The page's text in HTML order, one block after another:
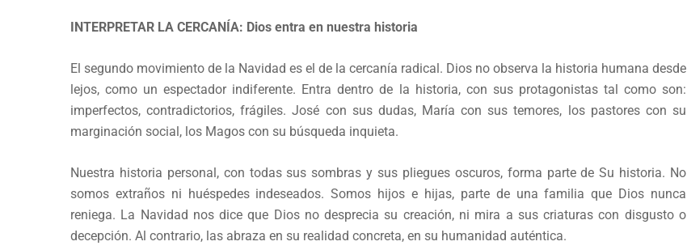
INTERPRETAR LA CERCANÍA: Dios entra en nuestra historia
El segundo movimiento de la Navidad es el de la cercanía radical. Dios no observa la historia humana desde
lejos, como un espectador indiferente. Entra dentro de la historia, con sus protagonistas tal como son:
imperfectos, contradictorios, frágiles. José con sus dudas, María con sus temores, los pastores con su
marginación social, los Magos con su búsqueda inquieta.
Nuestra historia personal, con todas sus sombras y sus pliegues oscuros, forma parte de Su historia. No
somos extraños ni huéspedes indeseados. Somos hijos e hijas, parte de una familia que Dios nunca
reniega. La Navidad nos dice que Dios no desprecia su creación, ni mira a sus criaturas con disgusto o
decepción. Al contrario, las abraza en su realidad concreta, en su humanidad auténtica.